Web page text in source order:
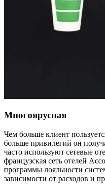
Многоярусная
Чем больше клиент
больше привилегий он
часто используют сетевые
французская сеть отелей
программы лояльности
зависимости от расходов и